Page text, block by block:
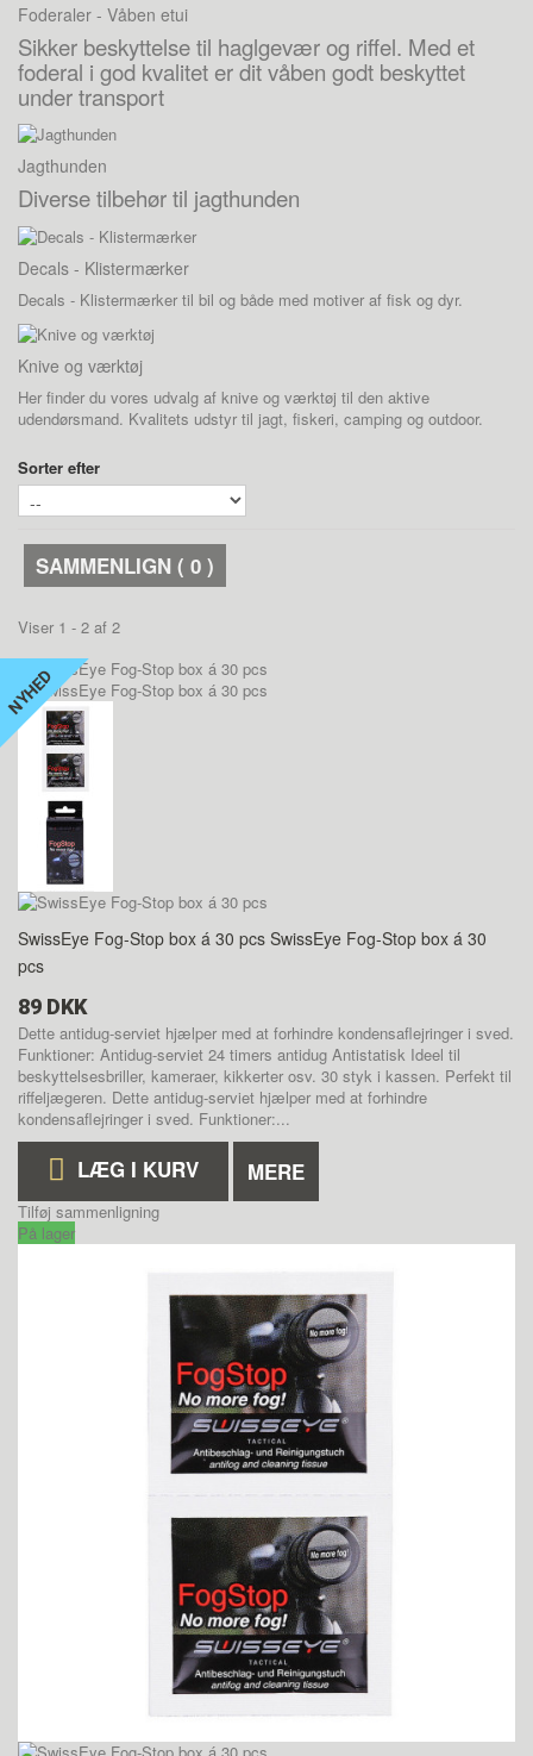
Foderaler - Våben etui
Sikker beskyttelse til haglgevær og riffel. Med et
foderal i god kvalitet er dit våben godt beskyttet
under transport
Jagthunden
Diverse tilbehør til jagthunden
Decals - Klistermærker
Decals - Klistermærker til bil og både med motiver af fisk og dyr.
Knive og værktøj
Her finder du vores udvalg af knive og værktøj til den aktive
udendørsmand. Kvalitets udstyr til jagt, fiskeri, camping og outdoor.
Sorter efter
SAMMENLIGN ( 0 )
Viser 1 - 2 af 2
NYHED
SwissEye Fog-Stop box á 30 pcs SwissEye Fog-Stop box á 30
pcs
89 DKK
Dette antidug-serviet hjælper med at forhindre kondensaflejringer i sved.
Funktioner: Antidug-serviet 24 timers antidug Antistatisk Ideel til
beskyttelsesbriller, kameraer, kikkerter osv. 30 styk i kassen. Perfekt til
riffeljægeren. Dette antidug-serviet hjælper med at forhindre
kondensaflejringer i sved. Funktioner:...
LÆG I KURV MERE
Tilføj sammenligning
På lager
NYHED